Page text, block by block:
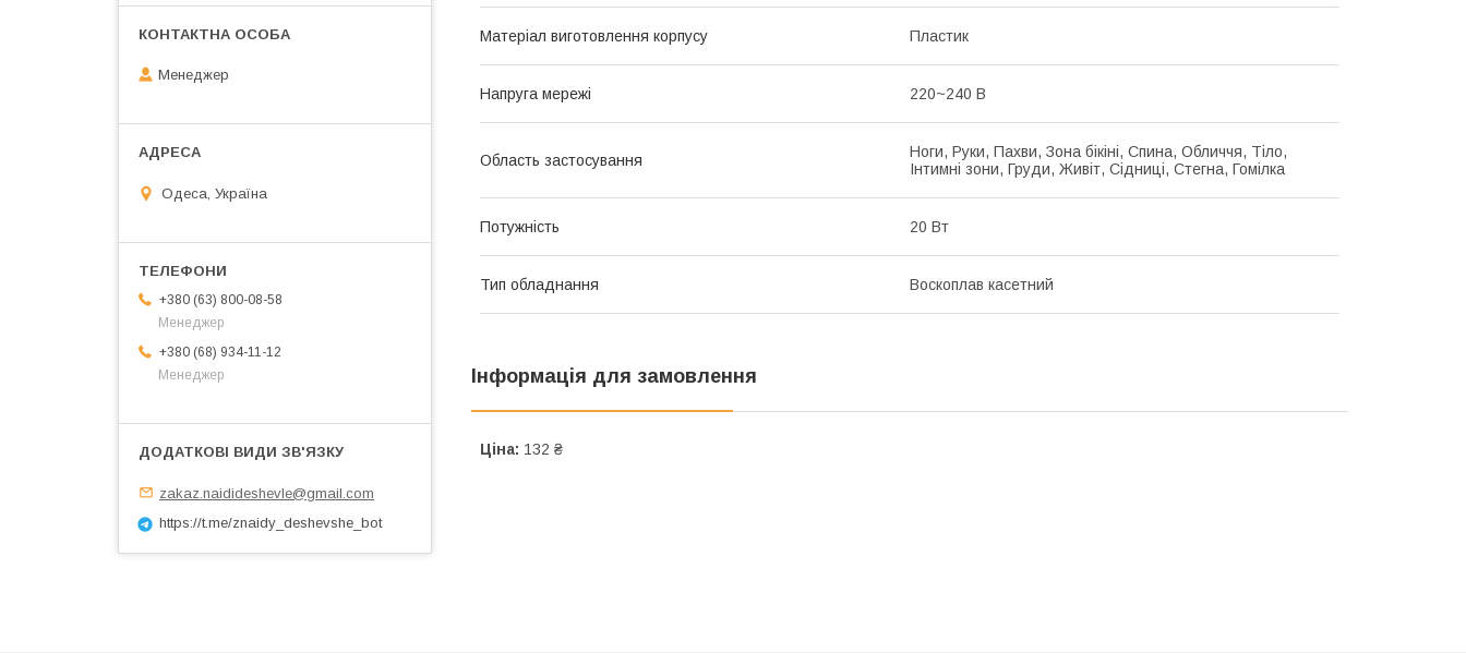
Матеріал виготовлення корпусу Пластик
Напруга мережі 220~240 В
Область застосування
Ноги, Руки, Пахви, Зона бікіні, Спина, Обличчя, Тіло,
Інтимні зони, Груди, Живіт, Сідниці, Стегна, Гомілка
Потужність 20 Вт
Тип обладнання Воскоплав касетний
Інформація для замовлення
Ціна: 132 ₴
Менеджер
Одеса, Україна
+380 (63) 800-08-58
Менеджер
+380 (68) 934-11-12
Менеджер
zakaz.naidideshevle@gmail.com
https://t.me/znaidy_deshevshe_bot